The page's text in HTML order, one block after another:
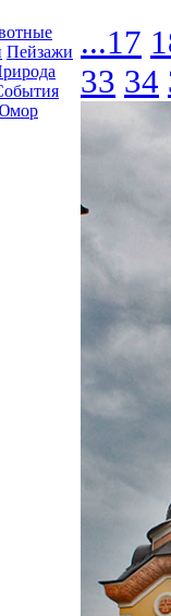
Пейзажи ...17
33 34